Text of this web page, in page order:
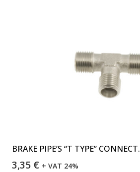
BRAKE PIPE’S “T TYPE” CONNECT.
3,35 € + VAT 24%